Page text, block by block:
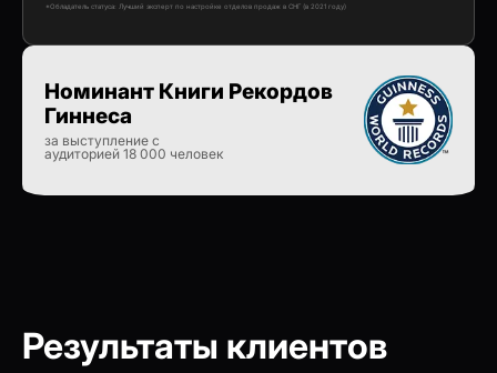
Номинант Книги Рекордов
Гиннеса
за выступление с
аудиторией 18 000 человек
*Обладатель статуса: Лучший эксперт по настройке отделов продаж в СНГ (в 2021 году)
Результаты клиентов